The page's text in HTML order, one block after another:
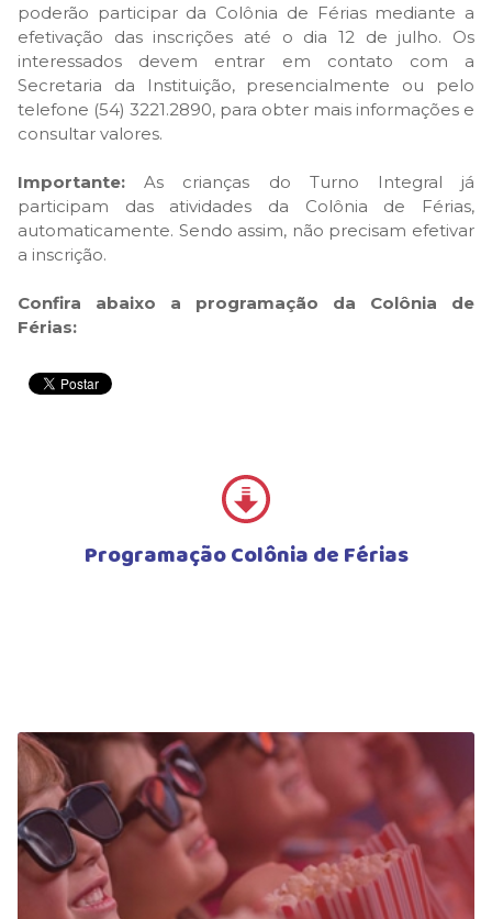
poderão participar da Colônia de Férias mediante a
efetivação das inscrições até o dia 12 de julho. Os
interessados devem entrar em contato com a
Secretaria da Instituição, presencialmente ou pelo
telefone (54) 3221.2890, para obter mais informações e
consultar valores.
Importante:As crianças do Turno Integral já
participam das atividades da Colônia de Férias,
automaticamente. Sendo assim, não precisam efetivar
a inscrição.
Confira abaixo a programação da Colônia de
Férias:
Programação Colônia de Férias